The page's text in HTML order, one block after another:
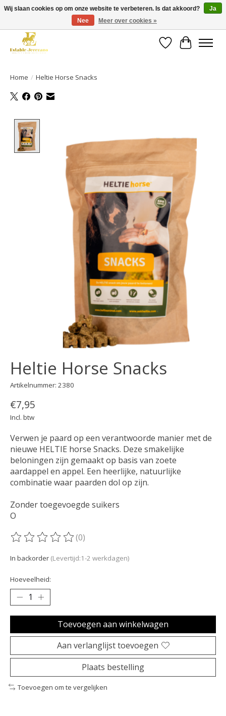
Gratis verzending vanaf €49 op een groot deel van ons assortiment
Verlanglijst
Home / Heltie Horse Snacks
Heltie Horse Snacks
Artikelnummer: 2380
€7,95
Incl. btw
Verwen je paard op een verantwoorde manier met de
nieuwe HELTIE horse Snacks. Deze smakelijke
beloningen zijn gemaakt op basis van zoete
aardappel en appel. Een heerlijke, natuurlijke
combinatie waar paarden dol op zijn.
Zonder toegevoegde suikers
O
De beoordeling van dit product is
(0)
In backorder (Levertijd:1-2 werkdagen)
Hoeveelheid:
Toevoegen aan winkelwagen
Aan verlanglijst toevoegen
Plaats bestelling
Toevoegen om te vergelijken
Wij slaan cookies op om onze website te verbeteren. Is dat akkoord?
Ja
Nee
Meer over cookies »